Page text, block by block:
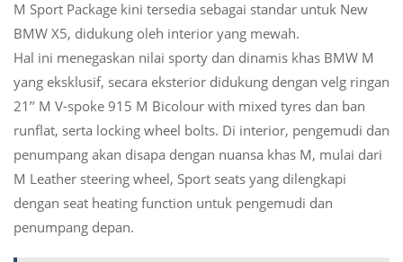
M Sport Package kini tersedia sebagai standar untuk New
BMW X5, didukung oleh interior yang mewah.
Hal ini menegaskan nilai sporty dan dinamis khas BMW M
yang eksklusif, secara eksterior didukung dengan velg ringan
21’’ M V-spoke 915 M Bicolour with mixed tyres dan ban
runflat, serta locking wheel bolts. Di interior, pengemudi dan
penumpang akan disapa dengan nuansa khas M, mulai dari
M Leather steering wheel, Sport seats yang dilengkapi
dengan seat heating function untuk pengemudi dan
penumpang depan.